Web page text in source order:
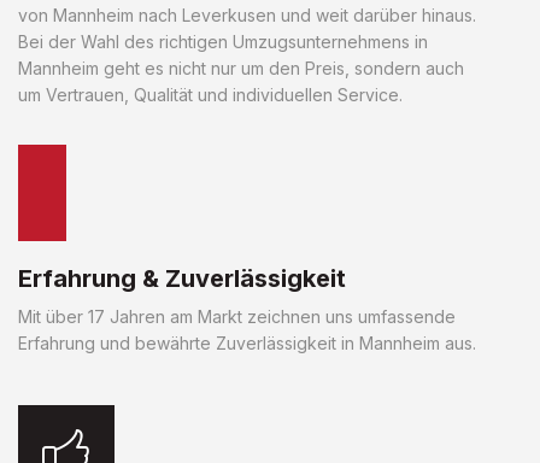
von Mannheim nach Leverkusen und weit darüber hinaus.
Bei der Wahl des richtigen Umzugsunternehmens in
Mannheim geht es nicht nur um den Preis, sondern auch
um Vertrauen, Qualität und individuellen Service.
Erfahrung & Zuverlässigkeit
Mit über 17 Jahren am Markt zeichnen uns umfassende
Erfahrung und bewährte Zuverlässigkeit in Mannheim aus.